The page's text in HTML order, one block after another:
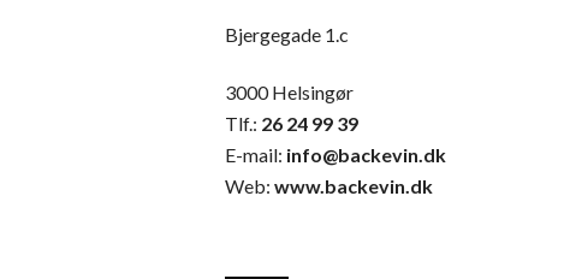
Bjergegade 1.c
3000 Helsingør
Tlf.: 26 24 99 39
E-mail: info@backevin.dk
Web: www.backevin.dk